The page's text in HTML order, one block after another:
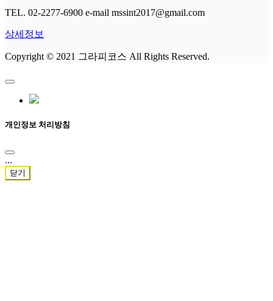
TEL. 02-2277-6900 e-mail mssint2017@gmail.com
상세정보
Copyright © 2021 그라피코스 All Rights Reserved.
개인정보 처리방침
...
닫기